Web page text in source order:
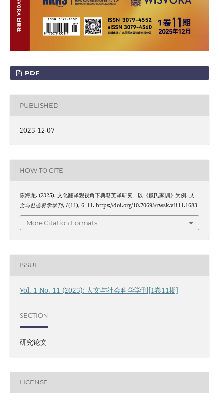
PDF
PUBLISHED
2025-12-07
HOW TO CITE
陈海龙. (2025). 文化翻译观视角下典籍英译研究—以《颜氏家训》为例. 人
文与社会科学学刊, 1(11), 6–11. https://doi.org/10.70693/rwsk.v1i11.1683
More Citation Formats
ISSUE
Vol. 1 No. 11 (2025): 人文与社会科学学刊[1卷11期]
SECTION
研究论文
LICENSE